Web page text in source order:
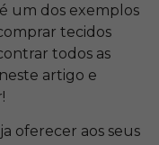
um dos exemplos
tecidos
todos as
artigo e
oferecer aos seus